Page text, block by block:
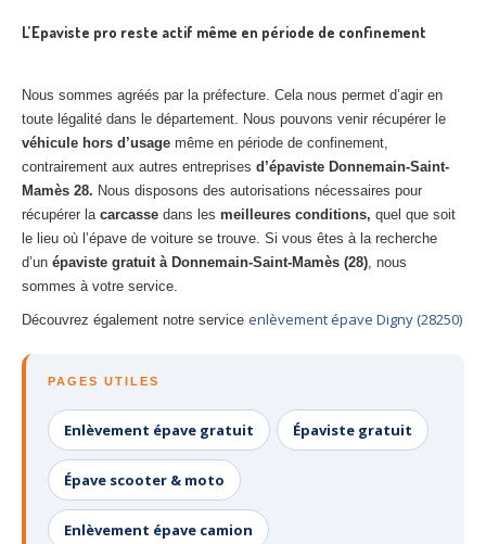
L’Epaviste pro reste actif même en période de confinement
Nous sommes agréés par la préfecture. Cela nous permet d’agir en
toute légalité dans le département. Nous pouvons venir récupérer le
véhicule hors d’usage même en période de confinement,
contrairement aux autres entreprises d’épaviste Donnemain-Saint-
Mamès 28. Nous disposons des autorisations nécessaires pour
récupérer la carcasse dans les meilleures conditions, quel que soit
le lieu où l’épave de voiture se trouve. Si vous êtes à la recherche
d’un épaviste gratuit à Donnemain-Saint-Mamès (28), nous
sommes à votre service.
Découvrez également notre service enlèvement épave Digny (28250)
PAGES UTILES
Enlèvement épave gratuit Épaviste gratuit
Épave scooter & moto
Enlèvement épave camion